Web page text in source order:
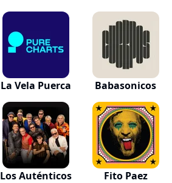
La Vela Puerca Babasonicos
Los Auténticos
Fito Paez